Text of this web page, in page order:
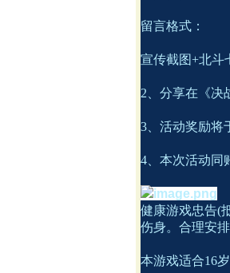
留言格式：
宣传截图+北斗
2、分享在《决
3、活动奖励将
4、本次活动同
健康游戏忠告(
伤身。合理安
本游戏适合16